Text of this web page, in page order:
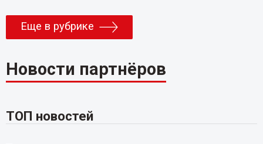
Еще в рубрике
Новости партнёров
ТОП новостей